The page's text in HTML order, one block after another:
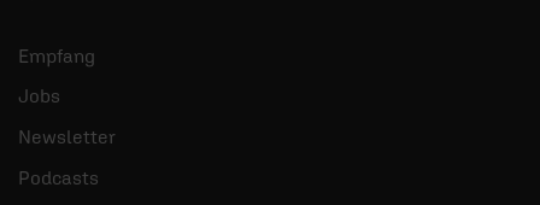
Empfang
Jobs
Newsletter
Podcasts